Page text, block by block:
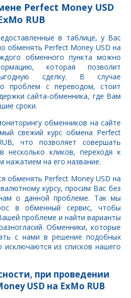
Perfect Money USD
RUB
в таблице, у Вас
обменять Perfect Money USD на
обменного пункта можно
которая позволит
сделку. В случае
проблем с переводом, стоит
сайта-обменника, где Вам
сроки.
обменников на сайте
свежий курс обмена Perfect
что позволяет совершать
несколько кликов, переходя к
нажатием на его название.
обменять Perfect Money USD на
курсу, просим Вас без
о данной проблеме. Так мы
в обменный сервис, чтобы
проблеме и найти варианты
Обменники, которые
с нами в решение подобных
из списков нашего
при проведении
USD на ExMo RUB